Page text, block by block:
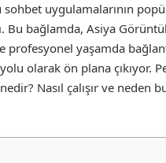
uygulamalarının
Bu bağlamda, Asiya
profesyonel yaşamda
olarak ön plana çıkıyor.
Nasıl çalışır ve neden